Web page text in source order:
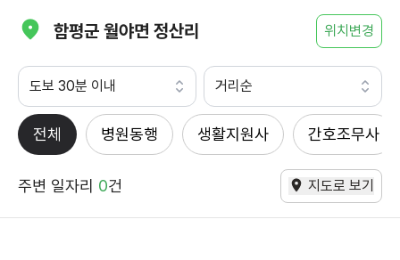
함평군 월야면 정산리 위치변경
도보 30분 이내 거리순
전체 병원동행 생활지원사 간호조무사
주변 일자리 0건 지도로 보기